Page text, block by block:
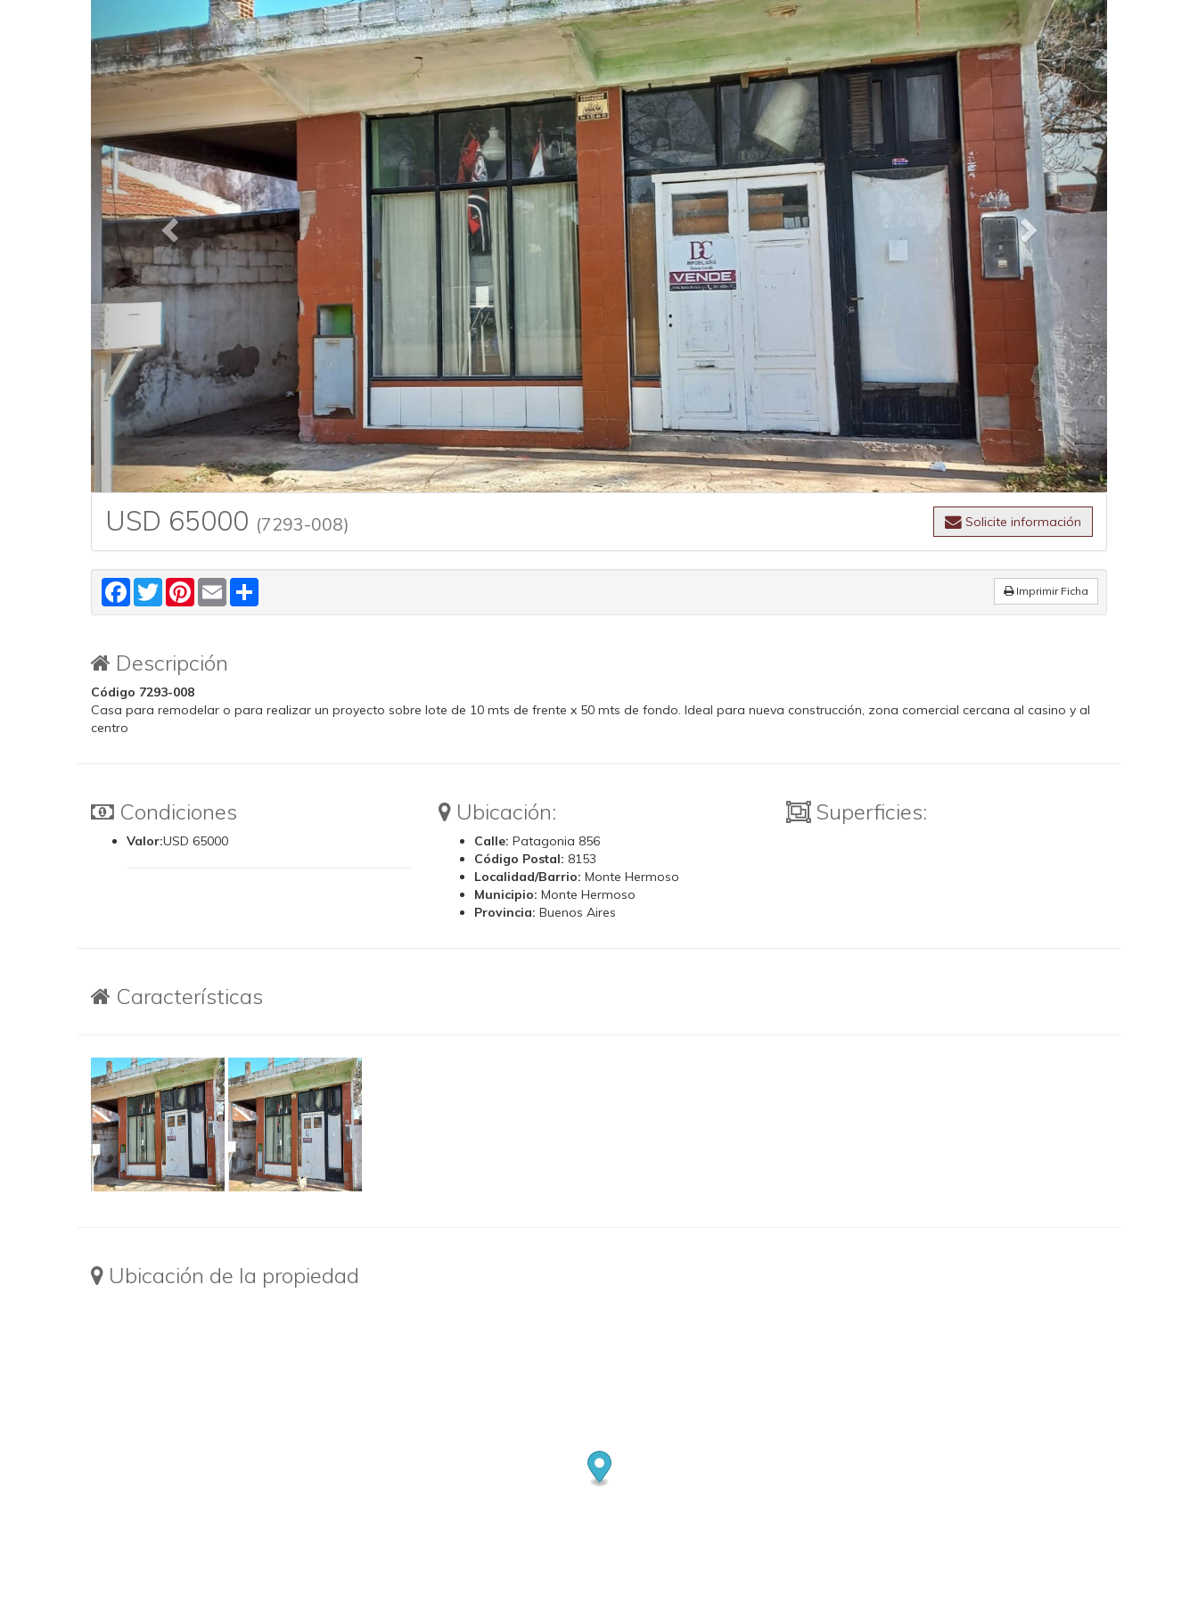
USD 65000 (7293-008) Solicite información
Facebook
TwitterPinterestEmail Imprimir Ficha
Descripción
Código 7293-008
Casa para remodelar o para realizar un proyecto sobre lote de 10 mts de frente x 50 mts de fondo. Ideal para nueva construcción, zona comercial cercana al casino y al
centro
Condiciones
Valor:USD 65000
Ubicación:
Calle: Patagonia 856
Código Postal: 8153
Localidad/Barrio: Monte Hermoso
Municipio: Monte Hermoso
Provincia: Buenos Aires
Superficies:
Características
Ubicación de la propiedad